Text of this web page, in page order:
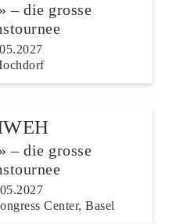
– die grosse
– die grosse
Center, Basel